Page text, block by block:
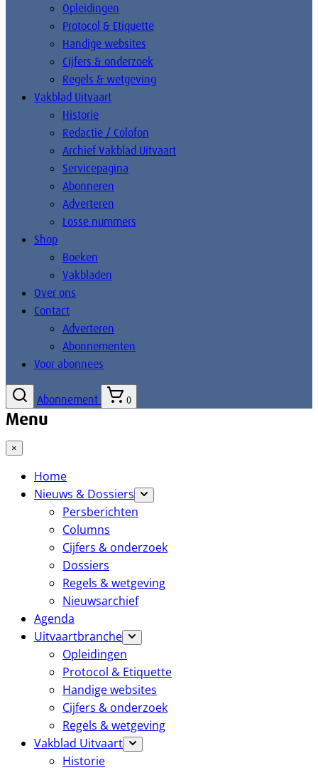
Opleidingen
Protocol & Etiquette
Handige websites
Cijfers & onderzoek
Regels & wetgeving
Vakblad Uitvaart
Historie
Redactie / Colofon
Archief Vakblad Uitvaart
Servicepagina
Abonneren
Adverteren
Losse nummers
Shop
Boeken
Vakbladen
Over ons
Contact
Adverteren
Abonnementen
Voor abonnees
Abonnement 0
Menu
×
Home
Nieuws & Dossiers
Persberichten
Columns
Cijfers & onderzoek
Dossiers
Regels & wetgeving
Nieuwsarchief
Agenda
Uitvaartbranche
Opleidingen
Protocol & Etiquette
Handige websites
Cijfers & onderzoek
Regels & wetgeving
Vakblad Uitvaart
Historie